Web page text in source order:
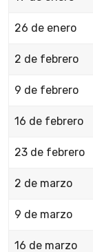
26 de enero
2 de febrero
9 de febrero
16 de febrero
23 de febrero
2 de marzo
9 de marzo
16 de marzo